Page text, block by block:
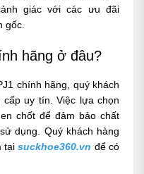
giác với các ưu đãi
gốc.
hãng ở đâu?
chính hãng, quý khách
uy tín. Việc lựa chọn
chốt để đảm bảo chất
dụng. Quý khách hàng
tại suckhoe360.vn để có